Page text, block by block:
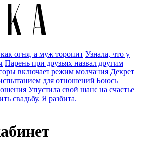
огня, а муж торопит Узнала, что у
Парень при друзьях назвал другим
включает режим молчания Декрет
для отношений Боюсь
Упустила свой шанс на счастье
свадьбу. Я разбита.